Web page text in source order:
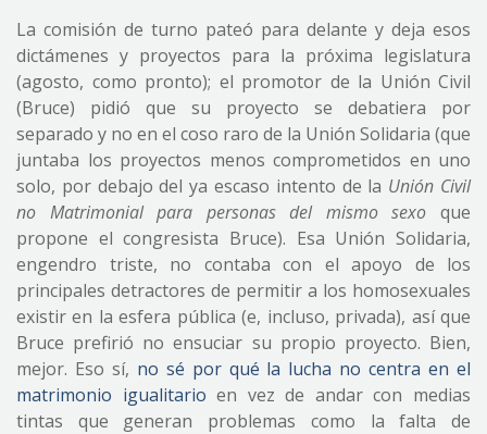
La comisión de turno pateó para delante y deja esos
dictámenes y proyectos para la próxima legislatura
(agosto, como pronto); el promotor de la Unión Civil
(Bruce) pidió que su proyecto se debatiera por
separado y no en el coso raro de la Unión Solidaria (que
juntaba los proyectos menos comprometidos en uno
solo, por debajo del ya escaso intento de la Unión Civil
no Matrimonial para personas del mismo sexo que
propone el congresista Bruce). Esa Unión Solidaria,
engendro triste, no contaba con el apoyo de los
principales detractores de permitir a los homosexuales
existir en la esfera pública (e, incluso, privada), así que
Bruce prefirió no ensuciar su propio proyecto. Bien,
mejor. Eso sí, no sé por qué la lucha no centra en el
matrimonio igualitario en vez de andar con medias
tintas que generan problemas como la falta de